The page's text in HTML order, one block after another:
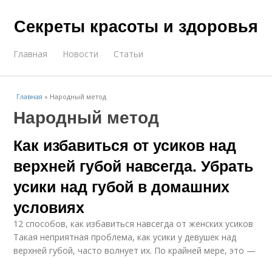
Секреты красоты и здоровья
Главная Новости Статьи
Главная » Народный метод
Народный метод
Как избавиться от усиков над
верхней губой навсегда. Убрать
усики над губой в домашних
условиях
12 способов, как избавиться навсегда от женских усиков
Такая неприятная проблема, как усики у девушек над
верхней губой, часто волнует их. По крайней мере, это —